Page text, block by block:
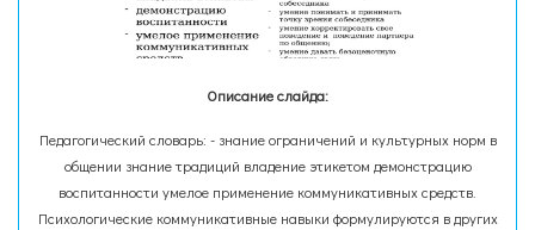
Описание слайда:
Педагогический словарь: - знание ограничений и культурных норм в
общении знание традиций владение этикетом демонстрацию
воспитанности умелое применение коммуникативных средств.
Психологические коммуникативные навыки формулируются в других